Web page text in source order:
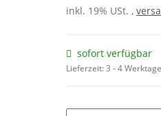
inkl. 19% USt. ,
sofort verfügbar
Lieferzeit:3 - 4 Werktage